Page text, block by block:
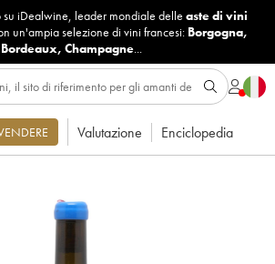
su iDealwine, leader mondiale delle aste di vini
un'ampia selezione di vini francesi: Borgogna,
Bordeaux, Champagne...
Valutazione Enciclopedia